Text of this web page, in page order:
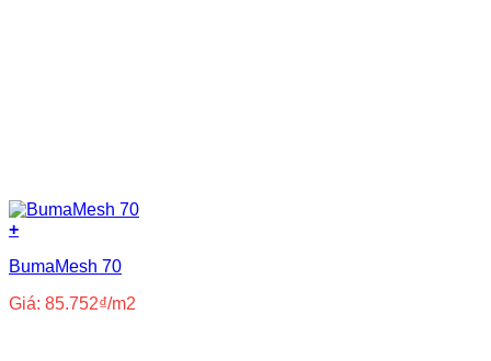
+
BumaMesh 70
Giá: 85.752₫/m2